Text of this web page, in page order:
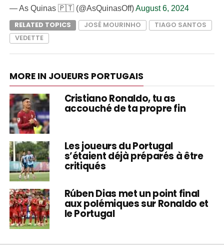
— As Quinas 🇵🇹 (@AsQuinasOff)August 6, 2024
RELATED TOPICS
JOSÉ MOURINHO
TIAGO SANTOS
VEDETTE
MORE IN JOUEURS PORTUGAIS
Cristiano Ronaldo, tu as
accouché de ta propre fin
Les joueurs du Portugal
s’étaient déjà préparés à être
critiqués
Rúben Dias met un point final
aux polémiques sur Ronaldo et
le Portugal